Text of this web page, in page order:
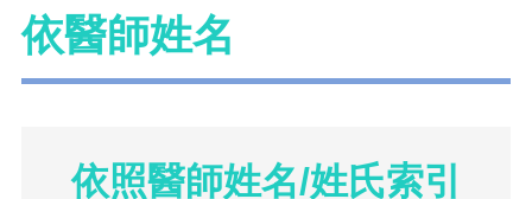
依醫師姓名
依照醫師姓名/姓氏索引